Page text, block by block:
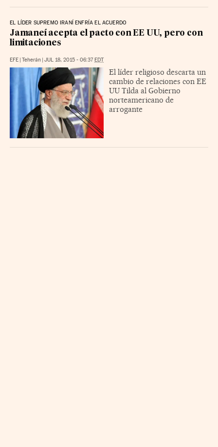
EL LÍDER SUPREMO IRANÍ ENFRÍA EL ACUERDO
Jamaneí acepta el pacto con EE UU, pero con
limitaciones
EFE | Teherán | JUL 18, 2015 - 06:37EDT
El líder religioso descarta un
cambio de relaciones con EE
UU Tilda al Gobierno
norteamericano de
arrogante